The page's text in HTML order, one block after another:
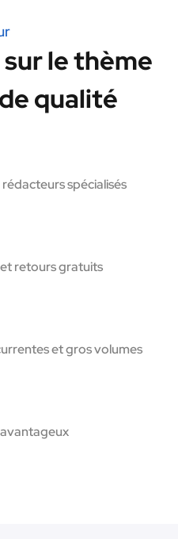
le thème
qualité
spécialisés
retours gratuits
et gros volumes